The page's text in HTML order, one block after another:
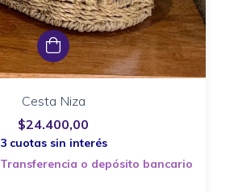
Cesta Niza
$24.400,00
Transferencia o depósito bancario